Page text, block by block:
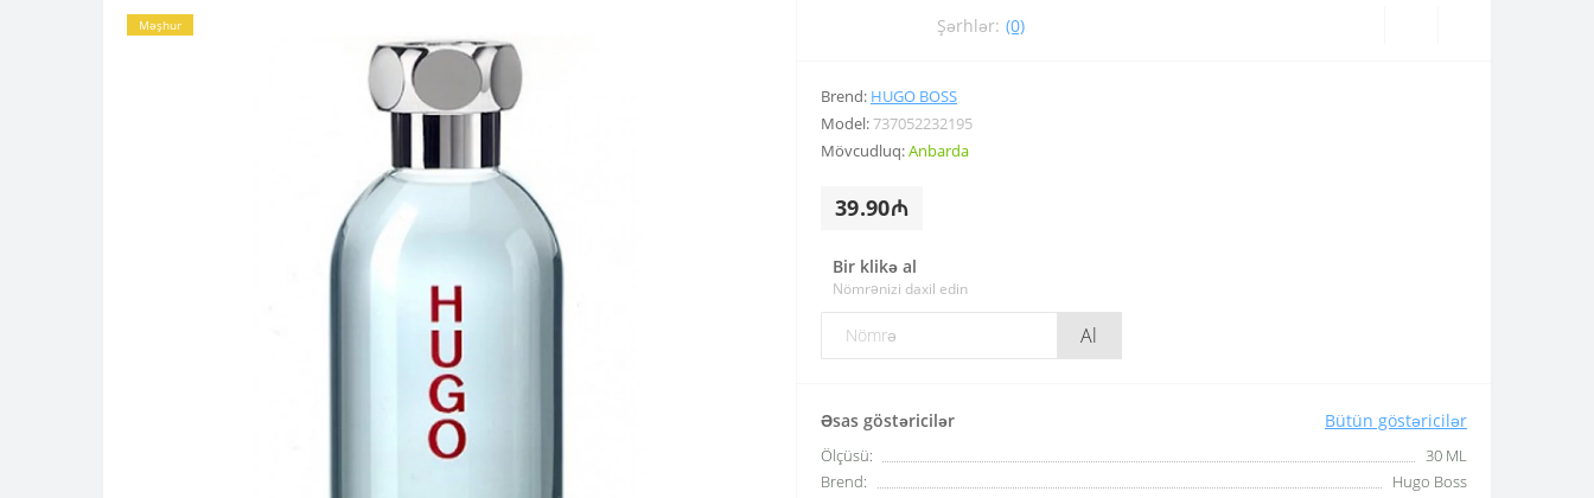
Məşhur Şərhlər: (0)
Brend: HUGO BOSS
Model:737052232195
Mövcudluq:Anbarda
39.90₼
Bir klikə al
Nömrənizi daxil edin
Al
Əsas göstəricilər Bütün göstəricilər
Ölçüsü:
30 ML
Brend:
Hugo Boss